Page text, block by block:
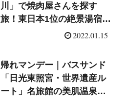
川」で焼肉屋さんを探す
旅！東日本1位の絶景湯宿｜
キンプリ神宮寺・サッカー
2022.01.15
帰れマンデー｜バスサンド
「日光東照宮・世界遺産ル
ート」名旅館の美肌温泉